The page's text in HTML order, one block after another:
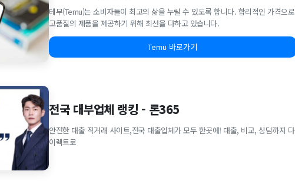
테무(Temu)는 소비자들이 최고의 삶을 누릴 수 있도록 합니다. 합리적인 가격으로
고품질의 제품을 제공하기 위해 최선을 다하고 있습니다.
Temu 바로가기
전국 대부업체 랭킹 - 론365
안전한 대출 직거래 사이트,전국 대출업체가 모두 한곳에! 대출, 비교, 상담까지 다
이렉트로